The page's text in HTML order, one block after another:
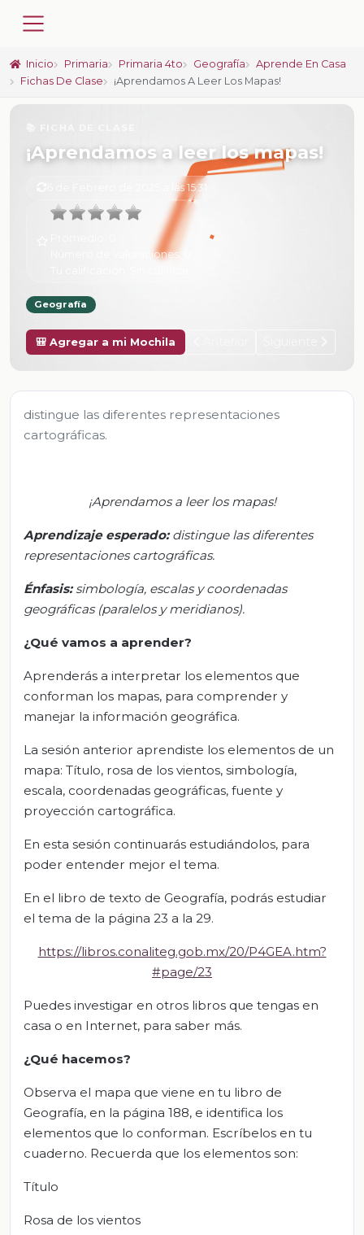
Inicio Primaria Primaria 4to Geografía
Aprende En Casa
Fichas De Clase
¡Aprendamos A Leer Los Mapas!
¡Aprendamos a leer los mapas!
6 de Febrero de 2025 a las 15:31
Número de valoraciones:
Geografía
🎒 Agregar a mi Mochila
distingue las diferentes representaciones
cartográficas.
¡Aprendamos a leer los mapas!
Aprendizaje esperado: distingue las diferentes
representaciones cartográficas.
Énfasis: simbología, escalas y coordenadas
geográficas (paralelos y meridianos).
¿Qué vamos a aprender?
Aprenderás a interpretar los elementos que
conforman los mapas, para comprender y
manejar la información geográfica.
La sesión anterior aprendiste los elementos de un
mapa: Título, rosa de los vientos, simbología,
escala, coordenadas geográficas, fuente y
proyección cartográfica.
En esta sesión continuarás estudiándolos, para
poder entender mejor el tema.
En el libro de texto de Geografía, podrás estudiar
el tema de la página 23 a la 29.
https://libros.conaliteg.gob.mx/20/P4GEA.htm?
#page/23
Puedes investigar en otros libros que tengas en
casa o en Internet, para saber más.
¿Qué hacemos?
Observa el mapa que viene en tu libro de
Geografía, en la página 188, e identifica los
elementos que lo conforman. Escríbelos en tu
cuaderno. Recuerda que los elementos son:
Título
Rosa de los vientos